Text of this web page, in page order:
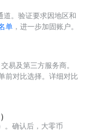
道。验证要求因地区和
单 ，进一步加固账户。
交易及第三方服务商。
前对比选择。详细对比
。确认后，大零币